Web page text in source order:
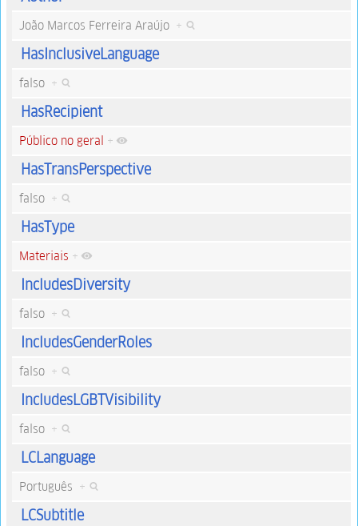
João Marcos Ferreira Araújo +
HasInclusiveLanguage
falso +
HasRecipient
Público no geral +
HasTransPerspective
falso +
HasType
Materiais +
IncludesDiversity
falso +
IncludesGenderRoles
falso +
IncludesLGBTVisibility
falso +
LCLanguage
Português +
LCSubtitle